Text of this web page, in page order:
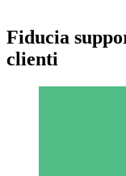
Fiducia
clienti